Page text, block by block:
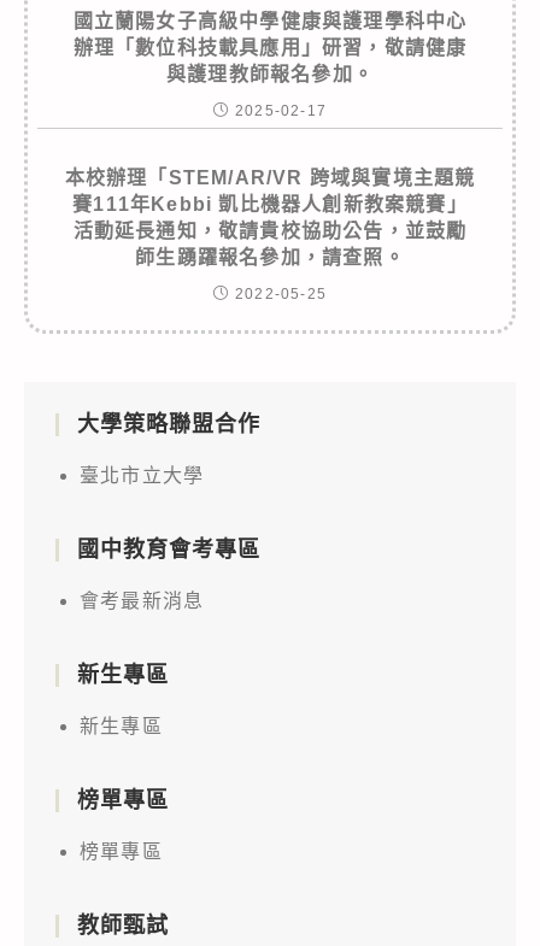
國立蘭陽女子高級中學健康與護理學科中心
辦理「數位科技載具應用」研習，敬請健康
與護理教師報名參加。
2025-02-17
本校辦理「STEM/AR/VR 跨域與實境主題競
賽111年Kebbi 凱比機器人創新教案競賽」
活動延長通知，敬請貴校協助公告，並鼓勵
師生踴躍報名參加，請查照。
2022-05-25
大學策略聯盟合作
臺北市立大學
國中教育會考專區
會考最新消息
新生專區
新生專區
榜單專區
榜單專區
教師甄試